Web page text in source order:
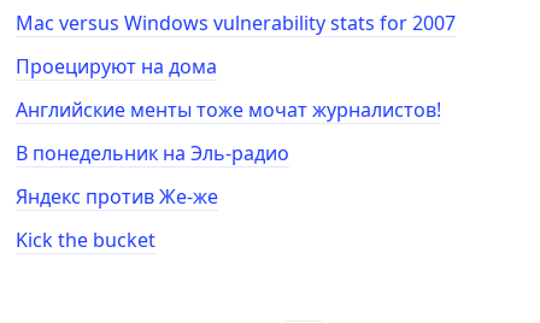
Mac versus Windows vulnerability stats for 2007
Проецируют на дома
Английские менты тоже мочат журналистов!
В понедельник на Эль-радио
Яндекс против Же-же
Kick the bucket